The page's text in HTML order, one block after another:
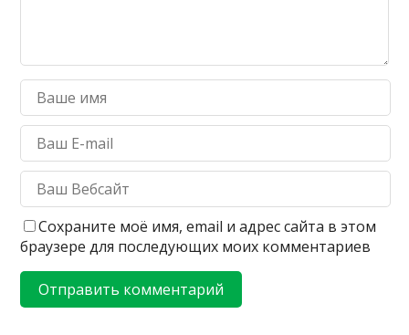
Сохраните моё имя, email и адрес сайта в этом
браузере для последующих моих комментариев